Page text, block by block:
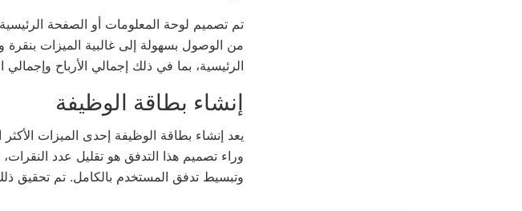
تم تصميم لوحة المعلومات أو الصفحة
من الوصول بسهولة إلى غالبية الميزات بنقرة
الرئيسية، بما في ذلك إجمالي الأرباح وإجمالي
إنشاء بطاقة الوظيفة
يعد إنشاء بطاقة الوظيفة إحدى الميزات
وراء تصميم هذا التدفق هو تقليل عدد
وتبسيط تدفق المستخدم بالكامل. تم تحقيق